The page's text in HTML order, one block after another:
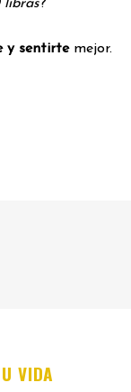
libras?
y sentirtemejor.
VIDA